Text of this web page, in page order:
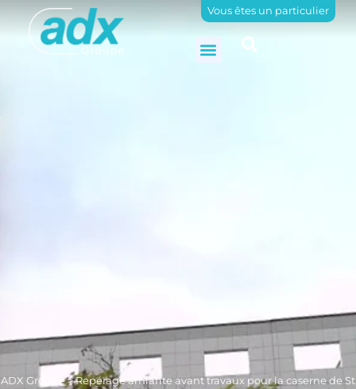
Vous êtes un particulier
ADX Groupe>Repérage amiante avant travaux pour la caserne de St